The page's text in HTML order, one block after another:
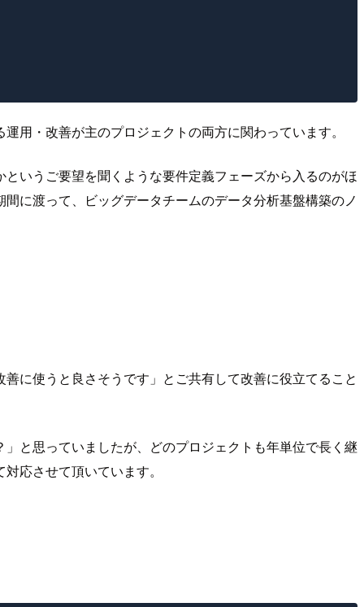
用・改善が主のプロジェクトの両方に関わっています。
いうご要望を聞くような要件定義フェーズから入るのがほ
に渡って、ビッグデータチームのデータ分析基盤構築のノ
に使うと良さそうです」とご共有して改善に役立てること
と思っていましたが、どのプロジェクトも年単位で長く継
応させて頂いています。